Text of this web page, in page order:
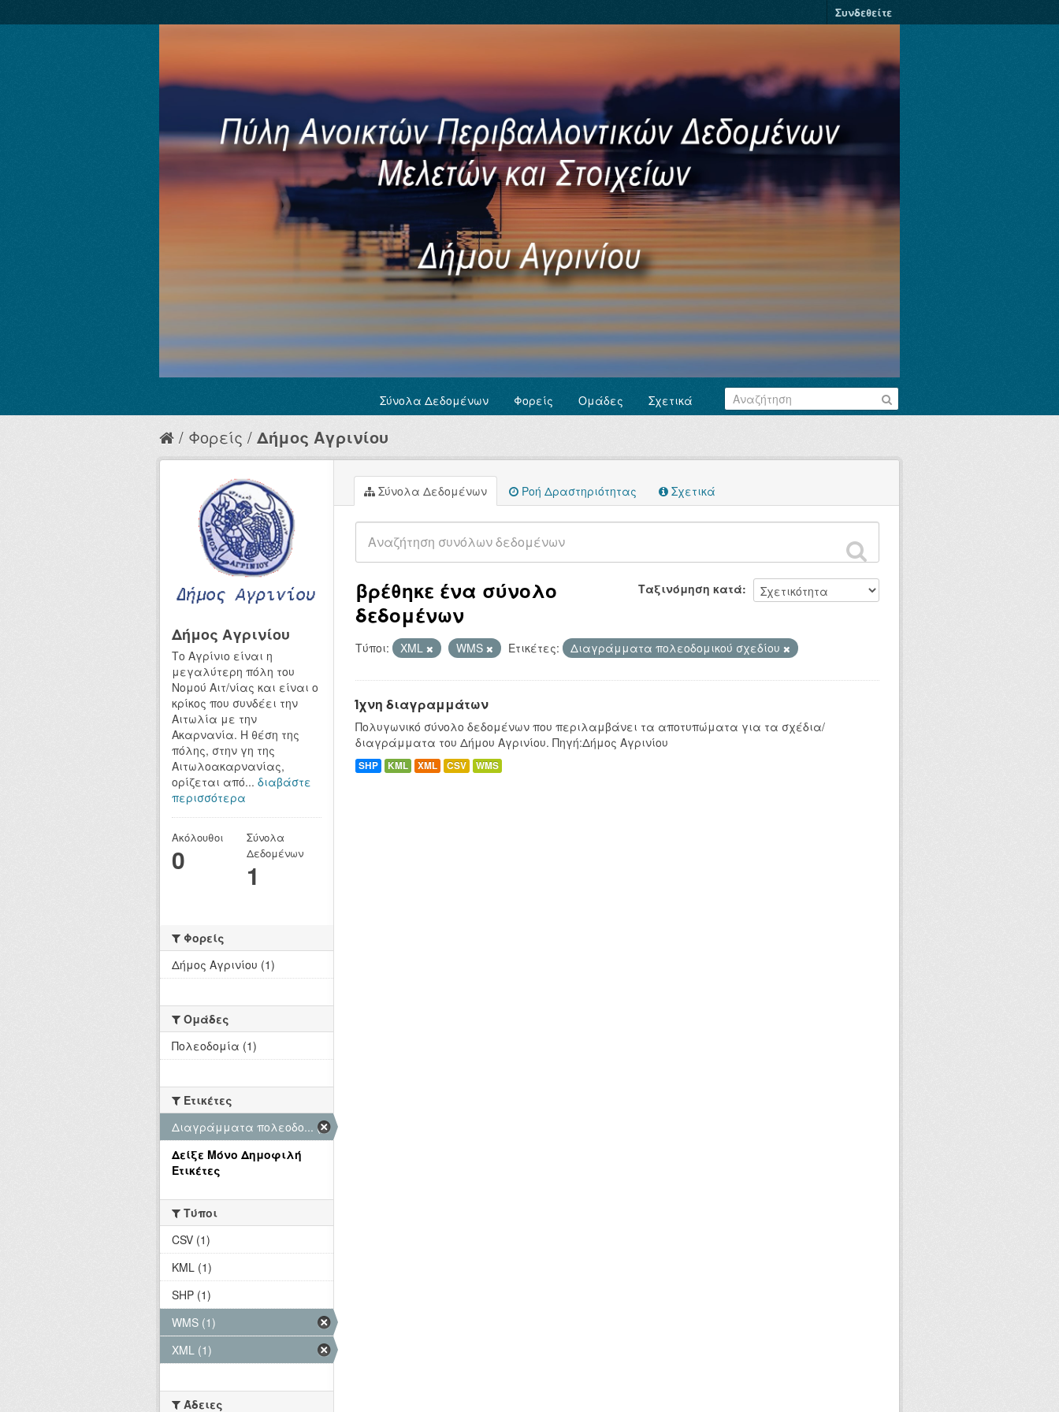
Συνδεθείτε
Σύνολα Δεδομένων Φορείς Ομάδες Σχετικά
Φορείς Δήμος Αγρινίου
Σύνολα Δεδομένων Ροή Δραστηριότητας Σχετικά
Ταξινόμηση κατά
βρέθηκε ένα σύνολο
δεδομένων
Τύποι: XML WMS Ετικέτες: Διαγράμματα πολεοδομικού σχεδίου
Ίχνη διαγραμμάτων
Πολυγωνικό σύνολο δεδομένων που περιλαμβάνει τα αποτυπώματα για τα σχέδια/
διαγράμματα του Δήμου Αγρινίου. Πηγή:Δήμος Αγρινίου
SHP KML XML CSV WMS
Δήμος Αγρινίου
Το Αγρίνιο είναι η
μεγαλύτερη πόλη του
Νομού Αιτ/νίας και είναι ο
κρίκος που συνδέει την
Αιτωλία με την
Ακαρνανία. Η θέση της
πόλης, στην γη της
Αιτωλοακαρνανίας,
ορίζεται από... διαβάστε
περισσότερα
Ακόλουθοι
0
Σύνολα
Δεδομένων
1
Φορείς
Δήμος Αγρινίου (1)
Ομάδες
Πολεοδομία (1)
Ετικέτες
Διαγράμματα πολεοδο... (1)
Δείξε Μόνο Δημοφιλή
Ετικέτες
Τύποι
CSV (1)
KML (1)
SHP (1)
WMS (1)
XML (1)
Άδειες